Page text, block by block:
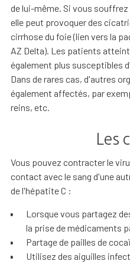
de lui-même. Si vous
elle peut provoquer des
cirrhose du foie (lien vers la
AZ Delta). Les patients
également plus susceptibles
Dans de rares cas, d'autres
également affectés, par
reins, etc.
Les
Vous pouvez contracter le
contact avec le sang d'une
de l'hépatite C :
Lorsque vous partagez
la prise de médicaments
Partage de pailles de
Utilisez des aiguilles